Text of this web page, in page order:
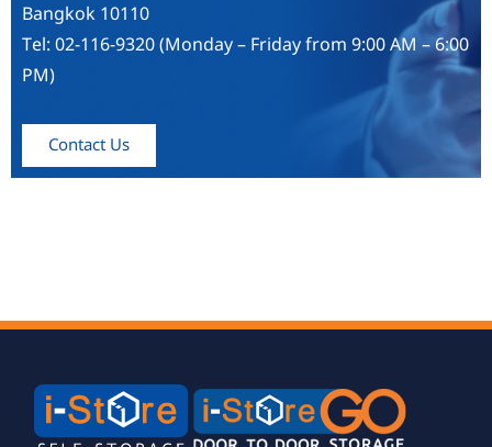
Bangkok 10110
Tel: 02-116-9320 (Monday – Friday from 9:00 AM – 6:00
PM)
Contact Us